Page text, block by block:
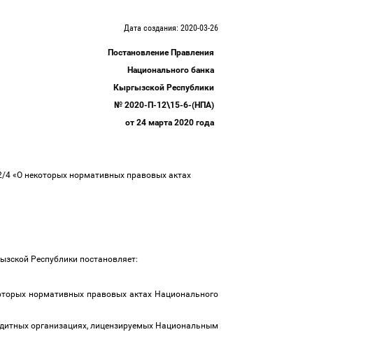
Дата создания: 2020-03-26
Постановление Правления
Национального банка
Кыргызской Республики
№ 2020-П-12\15-6-(НПА)
от 24 марта 2020 года
«О некоторых нормативных правовых актах
Республики постановляет:
нормативных правовых актах Национального
организациях, лицензируемых Национальным